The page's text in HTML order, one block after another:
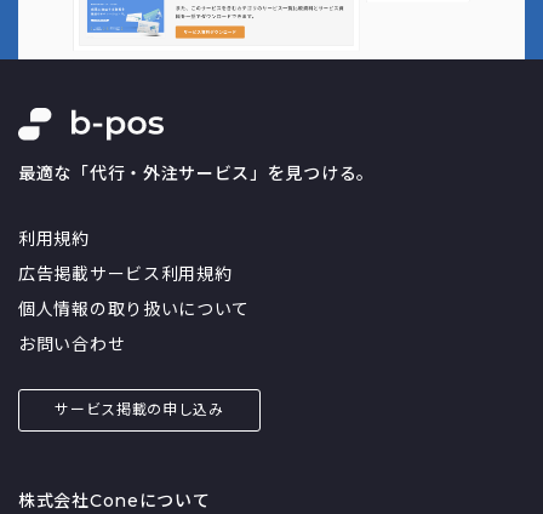
最適な「代行・外注サービス」を見つける。
利用規約
広告掲載サービス利用規約
個人情報の取り扱いについて
お問い合わせ
サービス掲載の申し込み
株式会社Coneについて